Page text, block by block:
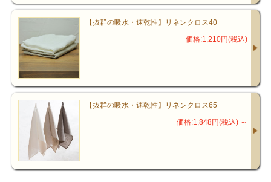
【抜群の吸水・速乾性】リネンクロス40
価格:1,210円(税込)
【抜群の吸水・速乾性】リネンクロス65
価格:1,848円(税込) ～